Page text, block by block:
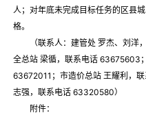
人；对年底未完成目标任务的区县
格。
（联系人：建管处 罗杰、刘洋
全总站 梁循，联系电话 63675603
63672011；市造价总站 王耀利，
志强，联系电话 63320580）
附件：